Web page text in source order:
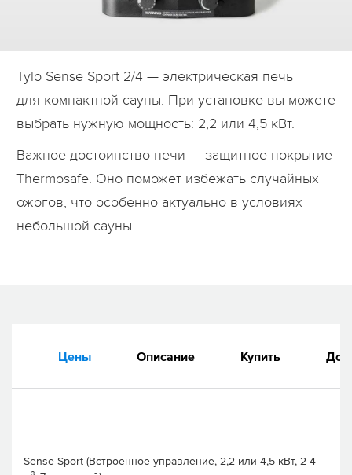
Tylo Sense Sport 2/4 — электрическая печь
для компактной сауны. При установке вы можете
выбрать нужную мощность: 2,2 или 4,5 кВт.
Важное достоинство печи — защитное покрытие
Thermosafe. Оно поможет избежать случайных
ожогов, что особенно актуально в условиях
небольшой сауны.
Цены Описание Купить
Sense Sport (Встроенное управление, 2,2 или 4,5 кВт, 2-4